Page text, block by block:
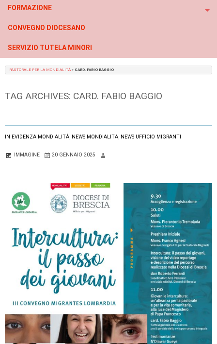
FORMAZIONE
CONVEGNO DIOCESANO
SERVIZIO TUTELA MINORI
PASTORALE PER LA MONDIALITÀ » CARD. FABIO BAGGIO
TAG ARCHIVES: CARD. FABIO BAGGIO
IN EVIDENZA MONDIALITÀ NEWS MONDIALITA NEWS UFFICIO MIGRANTI
IMMAGINE 20 GENNAIO 2025